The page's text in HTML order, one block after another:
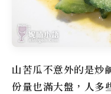
山苦瓜不意外的是炒
份量也滿大盤，人多